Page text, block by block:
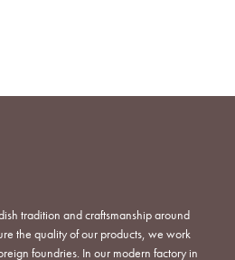
tradition and craftsmanship around
the quality of our products, we work
foundries. In our modern factory in